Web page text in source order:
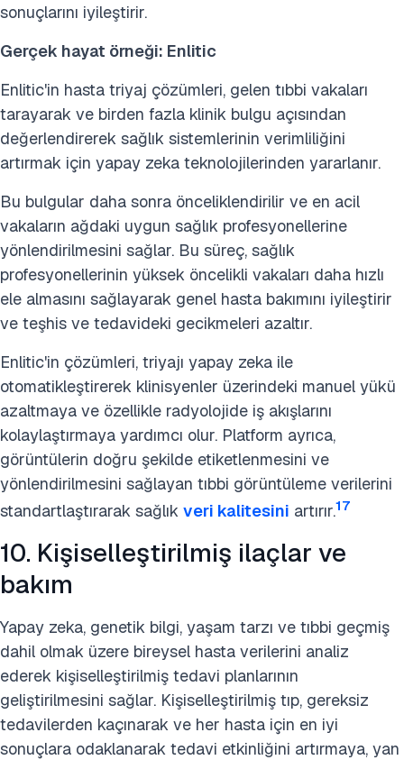
sonuçlarını iyileştirir.
Gerçek hayat örneği: Enlitic
Enlitic'in hasta triyaj çözümleri, gelen tıbbi vakaları
tarayarak ve birden fazla klinik bulgu açısından
değerlendirerek sağlık sistemlerinin verimliliğini
artırmak için yapay zeka teknolojilerinden yararlanır.
Bu bulgular daha sonra önceliklendirilir ve en acil
vakaların ağdaki uygun sağlık profesyonellerine
yönlendirilmesini sağlar. Bu süreç, sağlık
profesyonellerinin yüksek öncelikli vakaları daha hızlı
ele almasını sağlayarak genel hasta bakımını iyileştirir
ve teşhis ve tedavideki gecikmeleri azaltır.
Enlitic'in çözümleri, triyajı yapay zeka ile
otomatikleştirerek klinisyenler üzerindeki manuel yükü
azaltmaya ve özellikle radyolojide iş akışlarını
kolaylaştırmaya yardımcı olur. Platform ayrıca,
görüntülerin doğru şekilde etiketlenmesini ve
yönlendirilmesini sağlayan tıbbi görüntüleme verilerini
standartlaştırarak sağlık veri kalitesini artırır.17
10. Kişiselleştirilmiş ilaçlar ve
bakım
Yapay zeka, genetik bilgi, yaşam tarzı ve tıbbi geçmiş
dahil olmak üzere bireysel hasta verilerini analiz
ederek kişiselleştirilmiş tedavi planlarının
geliştirilmesini sağlar. Kişiselleştirilmiş tıp, gereksiz
tedavilerden kaçınarak ve her hasta için en iyi
sonuçlara odaklanarak tedavi etkinliğini artırmaya, yan